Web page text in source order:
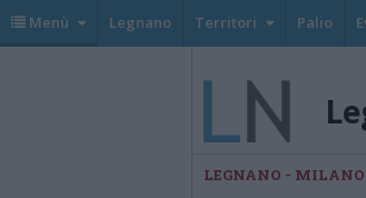
Menù Legnano Territori Palio
LEGNANO - MILANO